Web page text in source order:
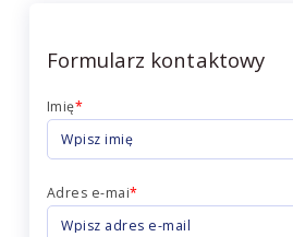
Formularz kontaktowy
Imię*
Adres e-mai*